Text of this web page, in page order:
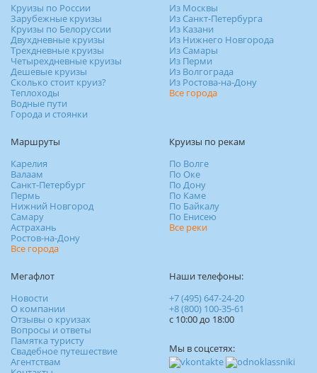
Круизы по России
Зарубежные круизы
Круизы по Белоруссии
Двухдневные круизы
Трехдневные круизы
Четырехдневные круизы
Дешевые круизы
Сколько стоит круиз?
Теплоходы
Водные пути
Города и стоянки
Из Москвы
Из Санкт-Петербурга
Из Казани
Из Нижнего Новгорода
Из Самары
Из Перми
Из Волгограда
Из Ростова-на-Дону
Все города
Маршруты
Карелия
Валаам
Санкт-Петербург
Пермь
Нижний Новгород
Самару
Астрахань
Ростов-на-Дону
Все города
Круизы по рекам
По Волге
По Оке
По Дону
По Каме
По Байкалу
По Енисею
Все реки
Мегафлот
Новости
О компании
Отзывы о круизах
Вопросы и ответы
Памятка туристу
Свадебное путешествие
Агентствам
Наши телефоны:
+7 (495) 647-24-20
+8 (800) 100-35-61
c 10:00 до 18:00
Мы в соцсетях: